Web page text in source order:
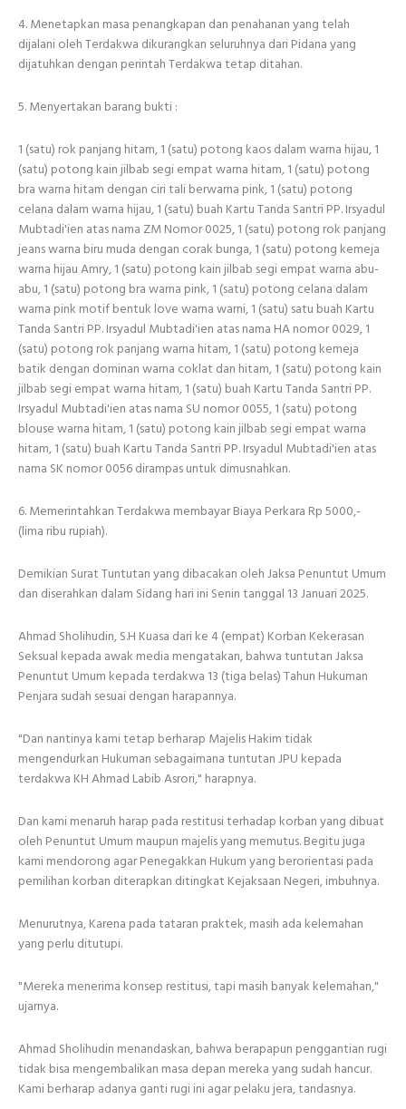
4. Menetapkan masa penangkapan dan penahanan yang telah
dijalani oleh Terdakwa dikurangkan seluruhnya dari Pidana yang
dijatuhkan dengan perintah Terdakwa tetap ditahan.
5. Menyertakan barang bukti :
1 (satu) rok panjang hitam, 1 (satu) potong kaos dalam warna hijau, 1
(satu) potong kain jilbab segi empat warna hitam, 1 (satu) potong
bra warna hitam dengan ciri tali berwarna pink, 1 (satu) potong
celana dalam warna hijau, 1 (satu) buah Kartu Tanda Santri PP. Irsyadul
Mubtadi'ien atas nama ZM Nomor 0025, 1 (satu) potong rok panjang
jeans warna biru muda dengan corak bunga, 1 (satu) potong kemeja
warna hijau Amry, 1 (satu) potong kain jilbab segi empat warna abu-
abu, 1 (satu) potong bra warna pink, 1 (satu) potong celana dalam
warna pink motif bentuk love warna warni, 1 (satu) satu buah Kartu
Tanda Santri PP. Irsyadul Mubtadi'ien atas nama HA nomor 0029, 1
(satu) potong rok panjang warna hitam, 1 (satu) potong kemeja
batik dengan dominan warna coklat dan hitam, 1 (satu) potong kain
jilbab segi empat warna hitam, 1 (satu) buah Kartu Tanda Santri PP.
Irsyadul Mubtadi'ien atas nama SU nomor 0055, 1 (satu) potong
blouse warna hitam, 1 (satu) potong kain jilbab segi empat warna
hitam, 1 (satu) buah Kartu Tanda Santri PP. Irsyadul Mubtadi'ien atas
nama SK nomor 0056 dirampas untuk dimusnahkan.
6. Memerintahkan Terdakwa membayar Biaya Perkara Rp 5000,-
(lima ribu rupiah).
Demikian Surat Tuntutan yang dibacakan oleh Jaksa Penuntut Umum
dan diserahkan dalam Sidang hari ini Senin tanggal 13 Januari 2025.
Ahmad Sholihudin, S.H Kuasa dari ke 4 (empat) Korban Kekerasan
Seksual kepada awak media mengatakan, bahwa tuntutan Jaksa
Penuntut Umum kepada terdakwa 13 (tiga belas) Tahun Hukuman
Penjara sudah sesuai dengan harapannya.
"Dan nantinya kami tetap berharap Majelis Hakim tidak
mengendurkan Hukuman sebagaimana tuntutan JPU kepada
terdakwa KH Ahmad Labib Asrori," harapnya.
Dan kami menaruh harap pada restitusi terhadap korban yang dibuat
oleh Penuntut Umum maupun majelis yang memutus. Begitu juga
kami mendorong agar Penegakkan Hukum yang berorientasi pada
pemilihan korban diterapkan ditingkat Kejaksaan Negeri, imbuhnya.
Menurutnya, Karena pada tataran praktek, masih ada kelemahan
yang perlu ditutupi.
"Mereka menerima konsep restitusi, tapi masih banyak kelemahan,"
ujarnya.
Ahmad Sholihudin menandaskan, bahwa berapapun penggantian rugi
tidak bisa mengembalikan masa depan mereka yang sudah hancur.
Kami berharap adanya ganti rugi ini agar pelaku jera, tandasnya.